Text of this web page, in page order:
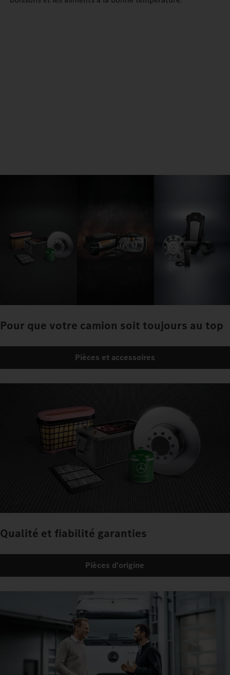
Pour que votre camion soit toujours au top
Pièces et accessoires
Qualité et fiabilité garanties
Pièces d'origine